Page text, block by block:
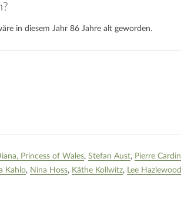
in diesem Jahr 86 Jahre alt geworden.
Princess of Wales Stefan Aust
Pierre Cardin
Kahlo Nina Hoss Käthe Kollwitz
Lee Hazlewood